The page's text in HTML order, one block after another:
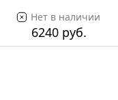
Нет в наличии
6240 руб.